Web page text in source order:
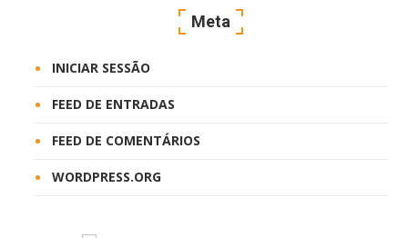
Meta
INICIAR SESSÃO
FEED DE ENTRADAS
FEED DE COMENTÁRIOS
WORDPRESS.ORG